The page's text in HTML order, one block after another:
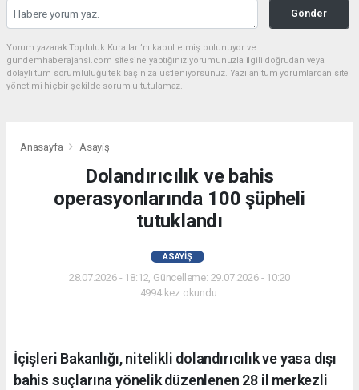
Gönder
Yorum yazarak Topluluk Kuralları’nı kabul etmiş bulunuyor ve
gundemhaberajansi.com sitesine yaptığınız yorumunuzla ilgili doğrudan veya
dolaylı tüm sorumluluğu tek başınıza üstleniyorsunuz. Yazılan tüm yorumlardan site
yönetimi hiçbir şekilde sorumlu tutulamaz.
Anasayfa Asayiş
Dolandırıcılık ve bahis
operasyonlarında 100 şüpheli
tutuklandı
ASAYIŞ
28.07.2026 - 18:12, Güncelleme: 29.07.2026 - 10:20
4994 kez okundu.
İçişleri Bakanlığı, nitelikli dolandırıcılık ve yasa dışı
bahis suçlarına yönelik düzenlenen 28 il merkezli